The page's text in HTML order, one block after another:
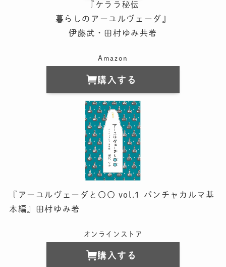
『ケララ秘伝
暮らしのアーユルヴェーダ』
伊藤武・田村ゆみ共著
Amazon
購入する
『アーユルヴェーダと〇〇 vol.1 パンチャカルマ基
本編』田村ゆみ著
オンラインストア
購入する